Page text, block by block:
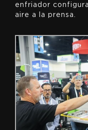
enfriador
aire a la prensa.